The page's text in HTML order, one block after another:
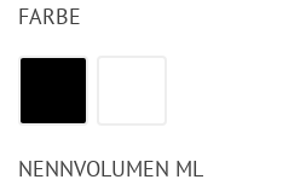
FARBE
NENNVOLUMEN ML